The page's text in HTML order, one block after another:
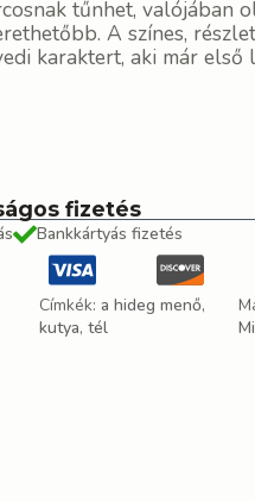
tűnhet, valójában
A színes,
karaktert, aki már első
fizetés
Bankkártyás fizetés
Címkék:a hideg menő,
kutya,tél